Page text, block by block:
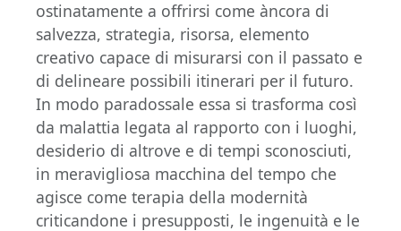
ostinatamente a offrirsi come àncora di
salvezza, strategia, risorsa, elemento
creativo capace di misurarsi con il passato e
di delineare possibili itinerari per il futuro.
In modo paradossale essa si trasforma così
da malattia legata al rapporto con i luoghi,
desiderio di altrove e di tempi sconosciuti,
in meravigliosa macchina del tempo che
agisce come terapia della modernità
criticandone i presupposti, le ingenuità e le